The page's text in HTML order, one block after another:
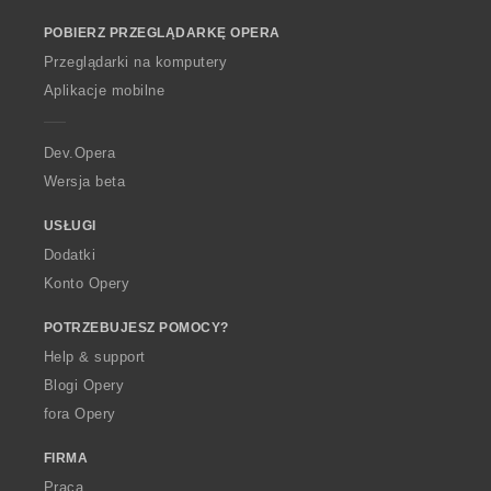
w
O
p
a
POBIERZ PRZEGLĄDARKĘ OPERA
Przeglądarki na komputery
Aplikacje mobilne
Dev.Opera
Wersja beta
USŁUGI
Dodatki
Konto Opery
POTRZEBUJESZ POMOCY?
Help & support
Blogi Opery
fora Opery
FIRMA
Praca